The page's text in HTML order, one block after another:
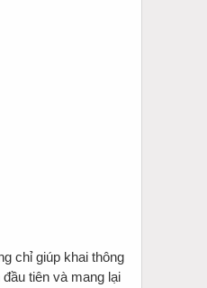
chỉ giúp khai thông
tiên và mang lại